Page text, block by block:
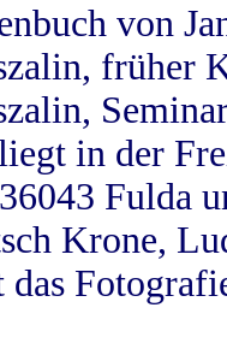
von
früher
in der
Fulda
Krone,